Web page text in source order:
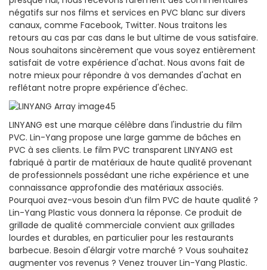
négatifs sur nos films et services en PVC blanc sur divers
canaux, comme Facebook, Twitter. Nous traitons les
retours au cas par cas dans le but ultime de vous satisfaire.
Nous souhaitons sincèrement que vous soyez entièrement
satisfait de votre expérience d'achat. Nous avons fait de
notre mieux pour répondre à vos demandes d'achat en
reflétant notre propre expérience d'échec.
LINYANG est une marque célèbre dans l'industrie du film
PVC. Lin-Yang propose une large gamme de bâches en
PVC à ses clients. Le film PVC transparent LINYANG est
fabriqué à partir de matériaux de haute qualité provenant
de professionnels possédant une riche expérience et une
connaissance approfondie des matériaux associés.
Pourquoi avez-vous besoin d’un film PVC de haute qualité ?
Lin-Yang Plastic vous donnera la réponse. Ce produit de
grillade de qualité commerciale convient aux grillades
lourdes et durables, en particulier pour les restaurants
barbecue. Besoin d'élargir votre marché ? Vous souhaitez
augmenter vos revenus ? Venez trouver Lin-Yang Plastic.